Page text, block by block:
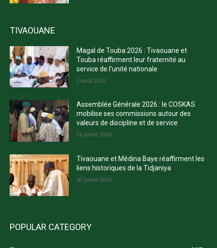
TIVAOUANE
Magal de Touba 2026 : Tivaouane et
Touba réaffirment leur fraternité au
service de l’unité nationale
3 août 2026
Assemblée Générale 2026 : le COSKAS
mobilise ses commissions autour des
valeurs de discipline et de service
26 juillet 2026
Tivaouane et Médina Baye réaffirment les
liens historiques de la Tidjaniya
20 juillet 2026
POPULAR CATEGORY